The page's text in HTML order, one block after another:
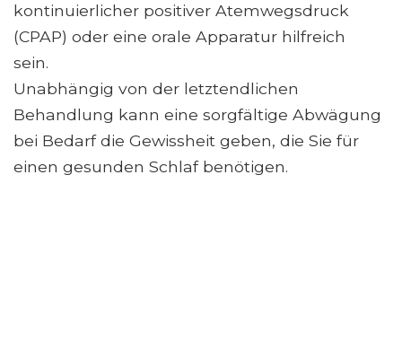
kontinuierlicher positiver Atemwegsdruck
(CPAP) oder eine orale Apparatur hilfreich
sein.
Unabhängig von der letztendlichen
Behandlung kann eine sorgfältige Abwägung
bei Bedarf die Gewissheit geben, die Sie für
einen gesunden Schlaf benötigen.